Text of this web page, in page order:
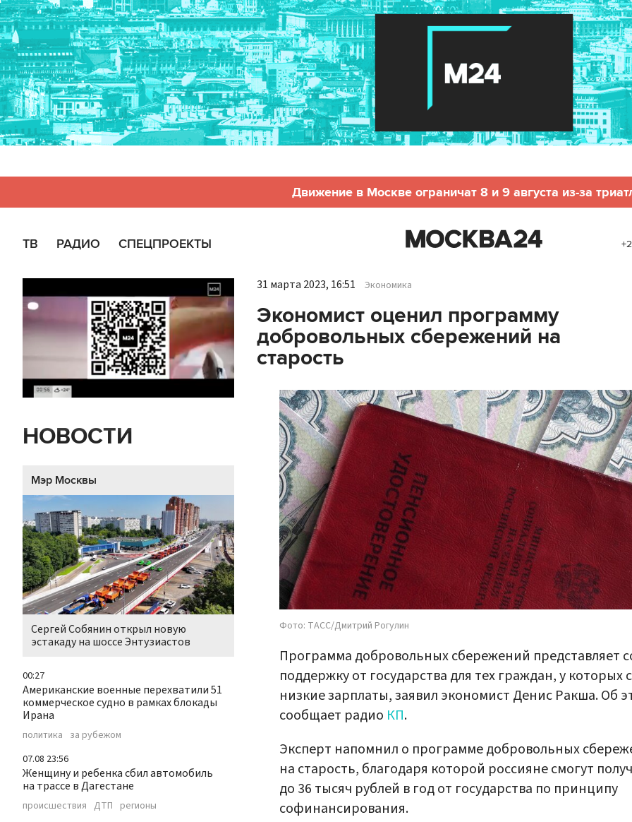
Движение в Москве ограничат 8 и 9 августа из-за
ТВ РАДИО СПЕЦПРОЕКТЫ
НОВОСТИ
Мэр Москвы
Сергей Собянин открыл новую
эстакаду на шоссе Энтузиастов
00:27
Американские военные перехватили 51
коммерческое судно в рамках блокады
Ирана
политика за рубежом
07.08 23:56
Женщину и ребенка сбил автомобиль
на трассе в Дагестане
происшествия ДТП регионы
31 марта 2023, 16:51 Экономика
Экономист оценил программу
добровольных сбережений на
старость
Фото: ТАСС/Дмитрий Рогулин
Программа добровольных сбережений представляет
поддержку от государства для тех граждан, у которых
низкие зарплаты, заявил экономист Денис Ракша. Об
сообщает радио КП.
Эксперт напомнил о программе добровольных
на старость, благодаря которой россияне смогут
до 36 тысяч рублей в год от государства по принципу
софинансирования.